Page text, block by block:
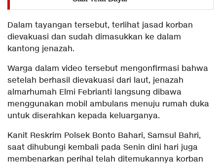
Dalam tayangan tersebut, terlihat jasad korban
dievakuasi dan sudah dimasukkan ke dalam
kantong jenazah.
​Warga dalam video tersebut mengonfirmasi bahwa
setelah berhasil dievakuasi dari laut, jenazah
almarhumah Elmi Febrianti langsung dibawa
menggunakan mobil ambulans menuju rumah duka
untuk diserahkan kepada keluarganya.
​Kanit Reskrim Polsek Bonto Bahari, Samsul Bahri,
saat dihubungi kembali pada Senin dini hari juga
membenarkan perihal telah ditemukannya korban